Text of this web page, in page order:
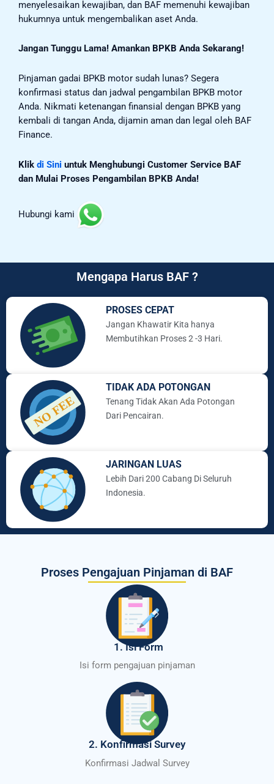
menyelesaikan kewajiban, dan BAF memenuhi kewajiban
hukumnya untuk mengembalikan aset Anda.
Jangan Tunggu Lama! Amankan BPKB Anda Sekarang!
Pinjaman gadai BPKB motor sudah lunas? Segera
konfirmasi status dan jadwal pengambilan BPKB motor
Anda. Nikmati ketenangan finansial dengan BPKB yang
kembali di tangan Anda, dijamin aman dan legal oleh BAF
Finance.
Klik di Sini untuk Menghubungi Customer Service BAF
dan Mulai Proses Pengambilan BPKB Anda!
Hubungi kami
Mengapa Harus BAF ?
PROSES CEPAT
Jangan Khawatir Kita hanya
Membutihkan Proses 2 -3 Hari.
TIDAK ADA POTONGAN
Tenang Tidak Akan Ada Potongan
Dari Pencairan.
JARINGAN LUAS
Lebih Dari 200 Cabang Di Seluruh
Indonesia.
Proses Pengajuan Pinjaman di BAF
1. Isi Form
Isi form pengajuan pinjaman
2. Konfirmasi Survey
Konfirmasi Jadwal Survey